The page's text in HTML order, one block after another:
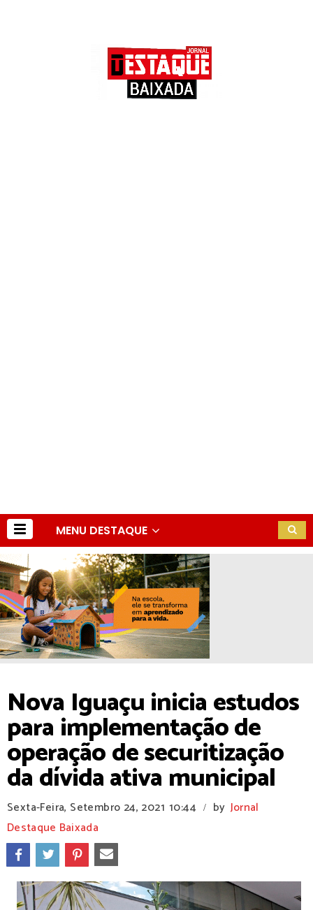
MENU DESTAQUE
Nova Iguaçu inicia estudos
para implementação de
operação de securitização
da dívida ativa municipal
Sexta-Feira, Setembro 24, 2021 10:44 / by Jornal
Destaque Baixada